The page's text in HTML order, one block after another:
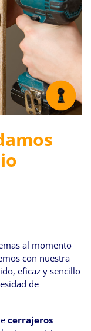
al momento
con nuestra
eficaz y sencillo
de
cerrajeros